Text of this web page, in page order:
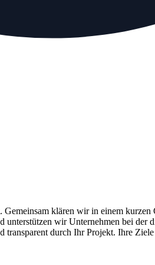
klären wir in einem kurzen
unterstützen wir Unternehmen bei
durch Ihr Projekt. Ihre